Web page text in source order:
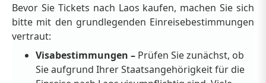
Bevor Sie Tickets nach Laos kaufen, machen Sie sich
bitte mit den grundlegenden Einreisebestimmungen
vertraut:
Visabestimmungen – Prüfen Sie zunächst, ob
Sie aufgrund Ihrer Staatsangehörigkeit für die